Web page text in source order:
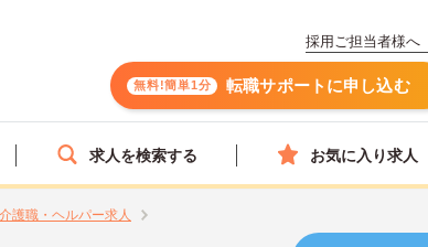
採用ご担当者様へ
無料!簡単1分 転職サポートに申し込む
求人を検索する お気に入り求人
護職・ヘルパー求人